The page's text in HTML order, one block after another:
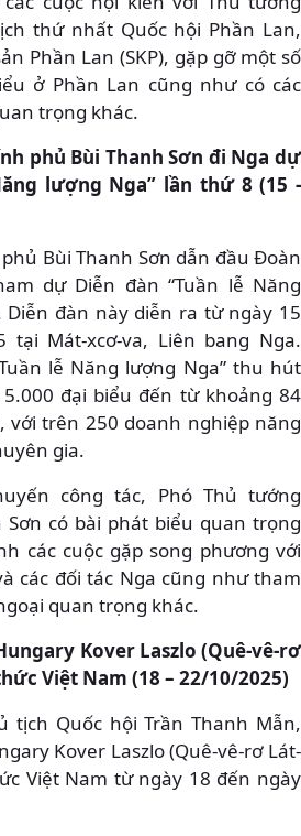
thứ nhất Quốc hội Phần Lan,
Phần Lan (SKP), gặp gỡ một số
ở Phần Lan cũng như có các
trọng khác.
phủ Bùi Thanh Sơn đi Nga dự
lượng Nga” lần thứ 8 (15 -
Bùi Thanh Sơn dẫn đầu Đoàn
dự Diễn đàn “Tuần lễ Năng
Diễn đàn này diễn ra từ ngày 15
tại Mát-xcơ-va, Liên bang Nga.
lễ Năng lượng Nga” thu hút
đại biểu đến từ khoảng 84
với trên 250 doanh nghiệp năng
gia.
công tác, Phó Thủ tướng
có bài phát biểu quan trọng
các cuộc gặp song phương với
các đối tác Nga cũng như tham
quan trọng khác.
Kover Laszlo (Quê-vê-rơ
Việt Nam (18 – 22/10/2025)
tịch Quốc hội Trần Thanh Mẫn,
Kover Laszlo (Quê-vê-rơ Lát-
Việt Nam từ ngày 18 đến ngày